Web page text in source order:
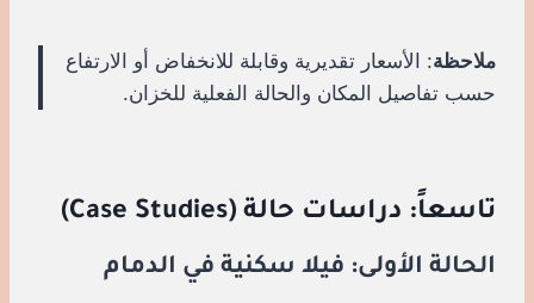
ملاحظة: الأسعار تقديرية وقابلة للانخفاض أو الارتفاع
حسب تفاصيل المكان والحالة الفعلية للخزان.
تاسعاً: دراسات حالة (Case Studies)
الحالة الأولى: فيلا سكنية في الدمام